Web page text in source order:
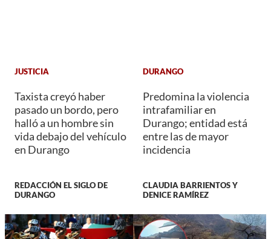
JUSTICIA
Taxista creyó haber
pasado un bordo, pero
halló a un hombre sin
vida debajo del vehículo
en Durango
REDACCIÓN EL SIGLO DE
DURANGO
DURANGO
Predomina la violencia
intrafamiliar en
Durango; entidad está
entre las de mayor
incidencia
CLAUDIA BARRIENTOS Y
DENICE RAMÍREZ